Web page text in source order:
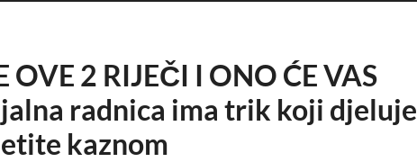
OVE 2 RIJEČI I ONO ĆE VAS
radnica ima trik koji djeluje
kaznom